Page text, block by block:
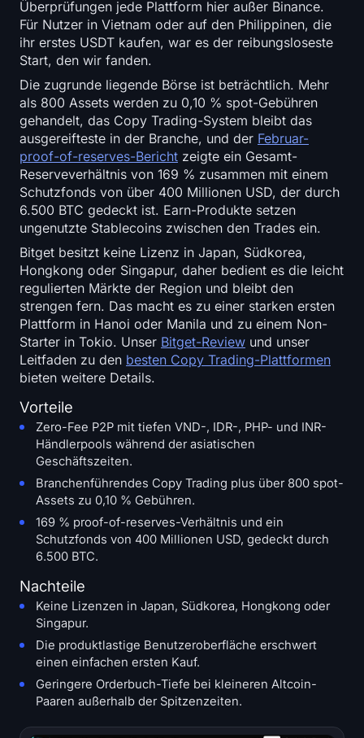
Überprüfungen jede Plattform hier außer Binance.
Für Nutzer in Vietnam oder auf den Philippinen, die
ihr erstes USDT kaufen, war es der reibungsloseste
Start, den wir fanden.
Die zugrunde liegende Börse ist beträchtlich. Mehr
als 800 Assets werden zu 0,10 % spot-Gebühren
gehandelt, das Copy Trading-System bleibt das
ausgereifteste in der Branche, und der Februar-
proof-of-reserves-Bericht zeigte ein Gesamt-
Reserveverhältnis von 169 % zusammen mit einem
Schutzfonds von über 400 Millionen USD, der durch
6.500 BTC gedeckt ist. Earn-Produkte setzen
ungenutzte Stablecoins zwischen den Trades ein.
Bitget besitzt keine Lizenz in Japan, Südkorea,
Hongkong oder Singapur, daher bedient es die leicht
regulierten Märkte der Region und bleibt den
strengen fern. Das macht es zu einer starken ersten
Plattform in Hanoi oder Manila und zu einem Non-
Starter in Tokio. Unser Bitget-Review und unser
Leitfaden zu den besten Copy Trading-Plattformen
bieten weitere Details.
Vorteile
Zero-Fee P2P mit tiefen VND-, IDR-, PHP- und INR-
Händlerpools während der asiatischen
Geschäftszeiten.
Branchenführendes Copy Trading plus über 800 spot-
Assets zu 0,10 % Gebühren.
169 % proof-of-reserves-Verhältnis und ein
Schutzfonds von 400 Millionen USD, gedeckt durch
6.500 BTC.
Nachteile
Keine Lizenzen in Japan, Südkorea, Hongkong oder
Singapur.
Die produktlastige Benutzeroberfläche erschwert
einen einfachen ersten Kauf.
Geringere Orderbuch-Tiefe bei kleineren Altcoin-
Paaren außerhalb der Spitzenzeiten.